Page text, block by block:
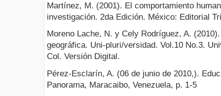
Martínez, M. (2001). El comportamiento
investigación. 2da Edición. México: Editorial
Moreno Lache, N. y Cely Rodríguez, A.
geográfica. Uni-pluri/versidad. Vol.10 No.3.
Col. Versión Digital.
Pérez-Esclarín, A. (06 de junio de 2010,).
Panorama, Maracaibo, Venezuela, p. 1-5